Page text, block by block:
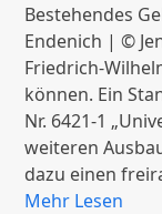
Bestehendes
Endenich | ©
Friedrich-
können. Ein
Nr. 6421-1
weiteren
dazu einen
Mehr Lesen